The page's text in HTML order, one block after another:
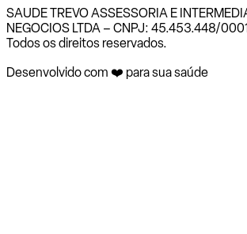
SAUDE TREVO ASSESSORIA E
NEGOCIOS LTDA – CNPJ: 45.453.448/
Todos os direitos reservados.
Desenvolvido com ❤️ para sua saúde